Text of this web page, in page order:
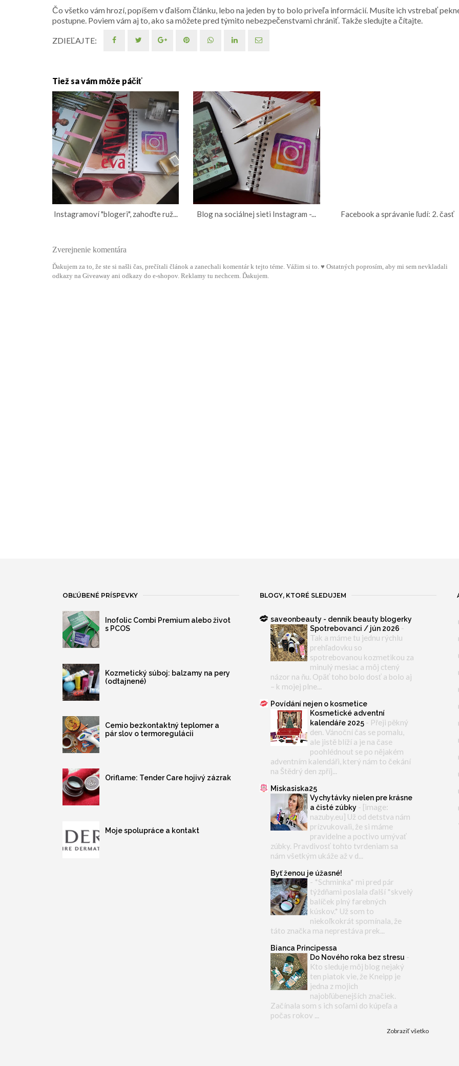
Čo všetko vám hrozí, popíšem v ďalšom článku, lebo na jeden by to bolo priveľa informácií. Musíte ich vstrebať
postupne. Poviem vám aj to, ako sa môžete pred týmito nebezpečenstvami chrániť. Takže sledujte a čítajte.
ZDIEĽAJTE:
Tiež sa vám môže páčiť
Instagramoví "blogeri", zahoďte ruž... Blog na sociálnej sieti Instagram -... Facebook a správanie ľudí: 2. časť
Zverejnenie komentára
Ďakujem za to, že ste si našli čas, prečítali článok a zanechali komentár k tejto téme. Vážim si to. ♥ Ostatných poprosím, aby mi sem nevkladali
odkazy na Giveaway ani odkazy do e-shopov. Reklamy tu nechcem. Ďakujem.
OBĽÚBENÉ PRÍSPEVKY
Inofolic Combi Premium alebo život
s PCOS
Kozmetický súboj: balzamy na pery
(odtajnené)
Cemio bezkontaktný teplomer a
pár slov o termoregulácii
Oriflame: Tender Care hojivý zázrak
Moje spolupráce a kontakt
BLOGY, KTORÉ SLEDUJEM
saveonbeauty - denník beauty blogerky
Spotrebovanci / jún 2026 -
Tak a máme tu jednu rýchlu
prehľadovku so
spotrebovanou kozmetikou za
minulý mesiac a môj ctený
názor na ňu. Opäť toho bolo dosť a bolo aj
– k mojej plne...
Povídání nejen o kosmetice
Kosmetické adventní
kalendáře 2025 - Přeji pěkný
den. Vánoční čas se pomalu,
ale jistě blíží a je na čase
poohlédnout se po nějakém
adventním kalendáři, který nám to čekání
na Štědrý den zpříj...
Miskasiska25
Vychytávky nielen pre krásne
a čisté zúbky - [image:
nazuby.eu] Už od detstva nám
prízvukovali, že si máme
pravidelne a poctivo umývať
zúbky. Pravdivosť tohto tvrdeniam sa
nám všetkým ukáže až v d...
Byť ženou je úžasné!
- *Schminka* mi pred pár
týždňami poslala ďalší *skvelý
balíček plný farebných
kúskov.* Už som to
niekoľkokrát spomínala, že
táto značka ma neprestáva prek...
Bianca Principessa
Do Nového roka bez stresu -
Kto sleduje môj blog nejaký
ten piatok vie, že Kneipp je
jedna z mojich
najobľúbenejších značiek.
Začínala som s ich soľami do kúpeľa a
počas rokov ...
Zobraziť všetko